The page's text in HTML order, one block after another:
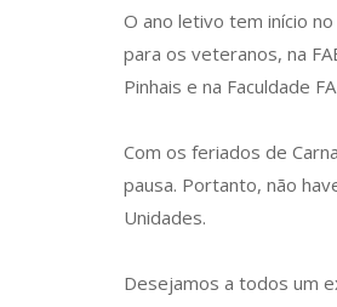
O ano letivo tem início
para os veteranos, na
Pinhais e na Faculdade
Com os feriados de
pausa. Portanto, não
Unidades.
Desejamos a todos um